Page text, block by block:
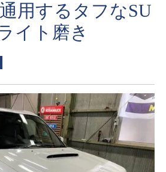
用するタフなSU
イト磨き